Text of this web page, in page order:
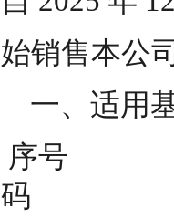
始销售本公
一、适
码